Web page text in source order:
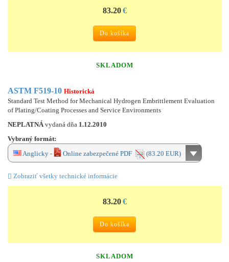
83.20 €
Do košíka
SKLADOM
ASTM F519-10 Historická
Standard Test Method for Mechanical Hydrogen Embrittlement Evaluation
of Plating/Coating Processes and Service Environments
NEPLATNÁ vydaná dňa 1.12.2010
Vybraný formát:
Anglicky -
Online zabezpečené PDF (83.20 EUR)
Zobraziť všetky technické informácie
83.20 €
Do košíka
SKLADOM